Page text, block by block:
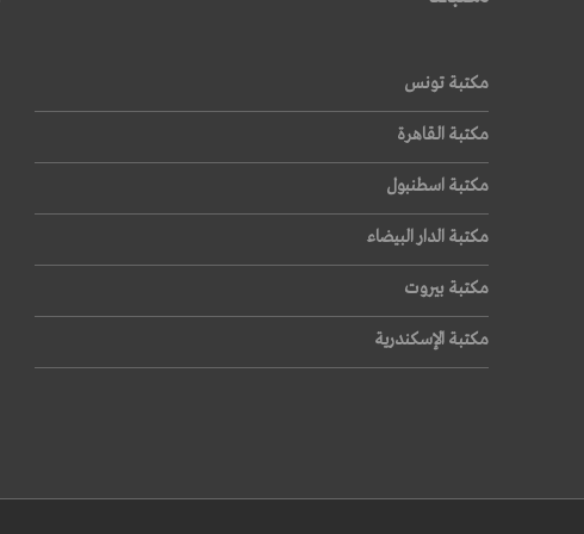
مكتبة تونس
مكتبة القاهرة
مكتبة اسطنبول
مكتبة الدار البيضاء
مكتبة بيروت
مكتبة الإسكندرية